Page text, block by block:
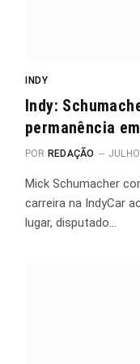
INDY
Indy:
permanência
POR REDAÇÃO
Mick Schumacher
carreira na IndyCar
lugar, disputado…